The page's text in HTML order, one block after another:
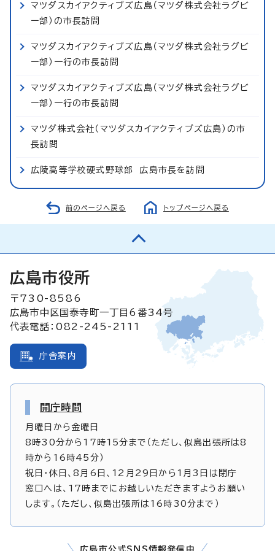
マツダスカイアクティブズ広島（マツダ株式会社ラグビ
ー部）の市長訪問
マツダスカイアクティブズ広島（マツダ株式会社ラグビ
ー部）一行の市長訪問
マツダスカイアクティブズ広島（マツダ株式会社ラグビ
ー部）一行の市長訪問
マツダ株式会社（マツダスカイアクティブズ広島）の市
長訪問
広陵高等学校硬式野球部 広島市長を訪問
前のページへ戻る トップページへ戻る
広島市役所
〒730-8586
広島市中区国泰寺町一丁目6番34号
代表電話：082-245-2111
庁舎案内
開庁時間
月曜日から金曜日
8時30分から17時15分まで（ただし、似島出張所は8
時から16時45分）
祝日・休日、8月6日、12月29日から1月3日は閉庁
窓口へは、17時までにお越しいただきますようお願い
します。（ただし、似島出張所は16時30分まで）
広島市公式SNS情報発信中